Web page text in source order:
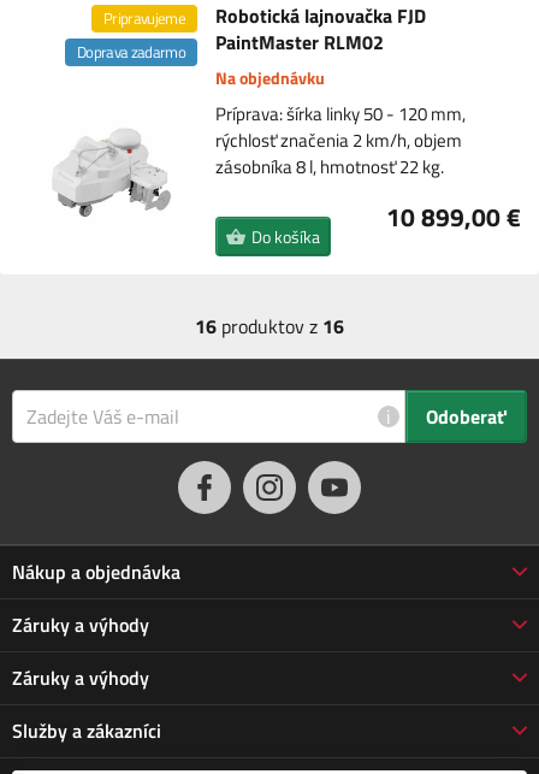
Robotická lajnovačka FJD
PaintMaster RLM02
Pripravujeme
Doprava zadarmo
Na objednávku
Príprava: šírka linky 50 - 120 mm,
rýchlosť značenia 2 km/h, objem
zásobníka 8 l, hmotnosť 22 kg.
10 899,00 €
Do košíka
16 produktov z 16
i Odoberať
Nákup a objednávka
Obchodné podmienky
Doprava a platba
Predĺžená záruka
Záruky a výhody
Reklamácia
Vrátenie tovaru
Poškodená zásielka
Záruky a výhody
Prečo nakupovať u nás
3-ročná záruka Jarabák
Služby a zákazníci